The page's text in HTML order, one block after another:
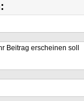
Beitrag erscheinen soll